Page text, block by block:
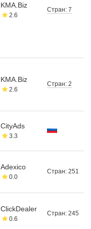
KMA.Biz
2.6
Стран: 7
KMA.Biz
2.6
Стран: 2
CityAds
3.3
Adexico
0.0
Стран: 251
ClickDealer
0.6
Стран: 245